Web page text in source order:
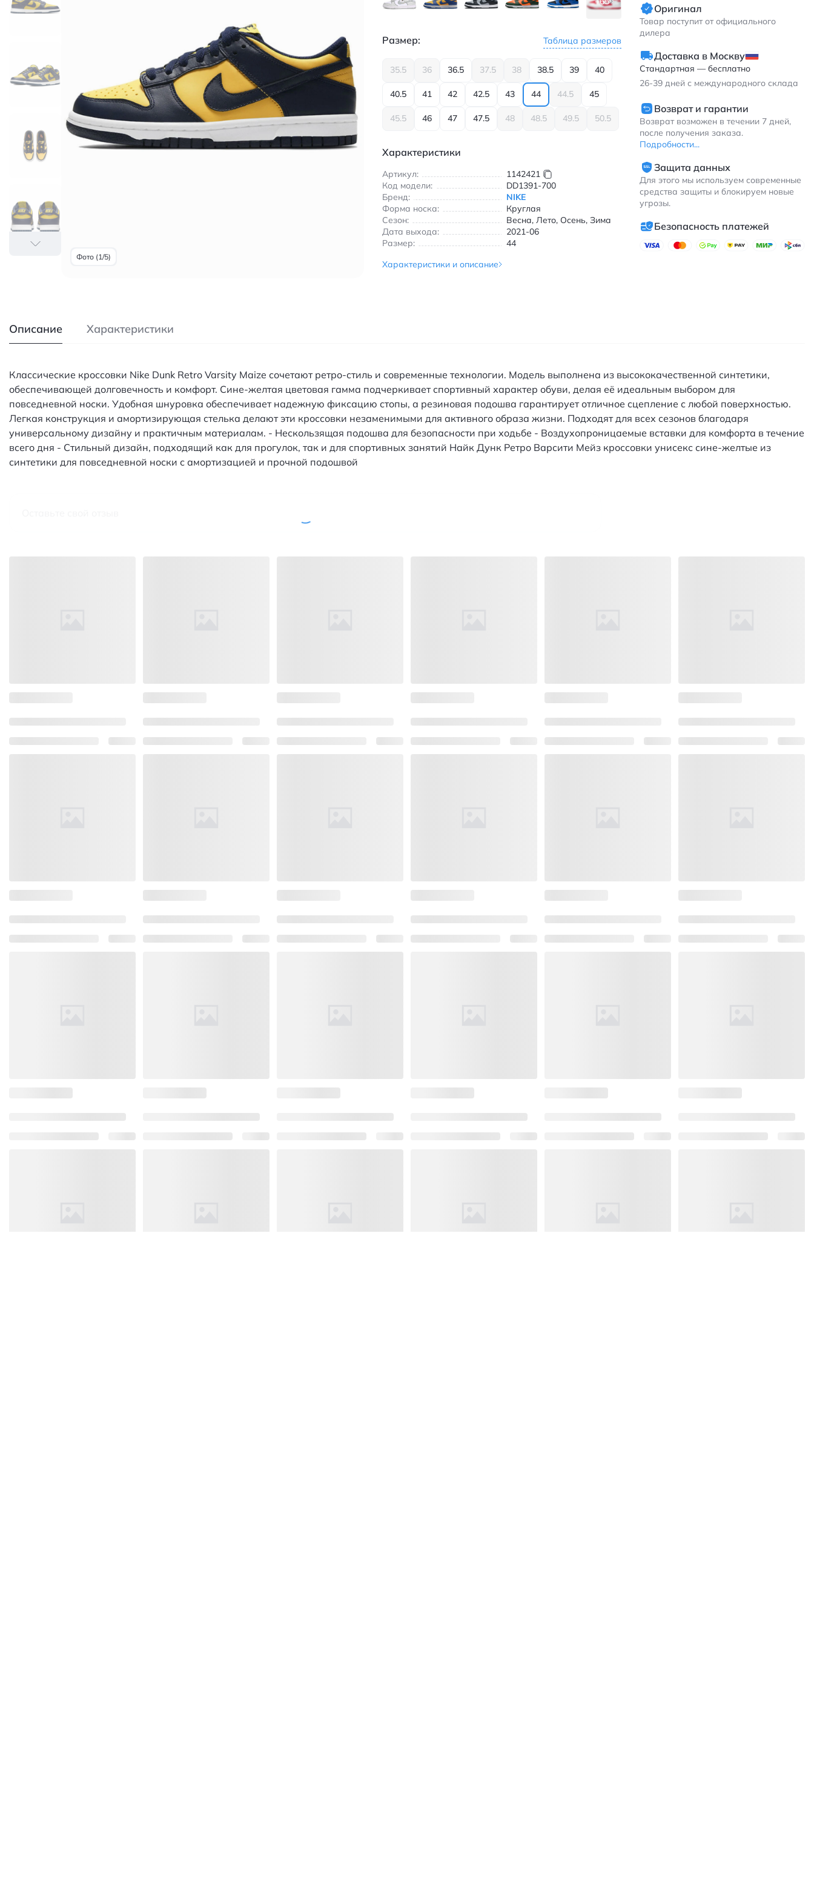
Фото (1/5)
Размер: Таблица размеров
35.5 36 36.5 37.5 38 38.5 39 40
40.5 41 42 42.5 43 44 44.5 45
45.5 46 47 47.5 48 48.5 49.5 50.5
Характеристики
Артикул:
1142421
Код модели:
DD1391-700
Бренд:
NIKE
Форма носка:
Круглая
Сезон:
Весна, Лето, Осень, Зима
Дата выхода:
2021-06
Размер:
44
Характеристики и описание
Оригинал
Товар поступит от официального
дилера
Доставка в Москву
Стандартная — бесплатно
26-39 дней с международного склада
Возврат и гарантии
Возврат возможен в течении 7 дней,
после получения заказа.
Подробности...
Защита данных
Для этого мы используем современные
средства защиты и блокируем новые
угрозы.
Безопасность платежей
Описание Характеристики
Классические кроссовки Nike Dunk Retro Varsity Maize сочетают ретро-стиль и современные технологии. Модель выполнена из высококачественной синтетики,
обеспечивающей долговечность и комфорт. Сине-желтая цветовая гамма подчеркивает спортивный характер обуви, делая её идеальным выбором для
повседневной носки. Удобная шнуровка обеспечивает надежную фиксацию стопы, а резиновая подошва гарантирует отличное сцепление с любой поверхностью.
Легкая конструкция и амортизирующая стелька делают эти кроссовки незаменимыми для активного образа жизни. Подходят для всех сезонов благодаря
универсальному дизайну и практичным материалам. - Нескользящая подошва для безопасности при ходьбе - Воздухопроницаемые вставки для комфорта в течение
всего дня - Стильный дизайн, подходящий как для прогулок, так и для спортивных занятий Найк Дунк Ретро Варсити Мейз кроссовки унисекс сине-желтые из
синтетики для повседневной носки с амортизацией и прочной подошвой